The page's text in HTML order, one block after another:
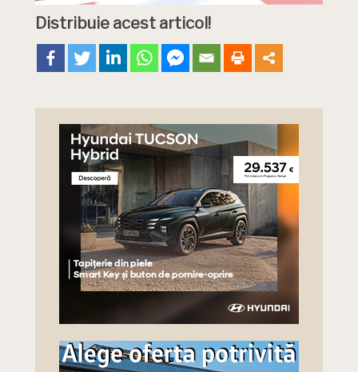
Distribuie acest articol!